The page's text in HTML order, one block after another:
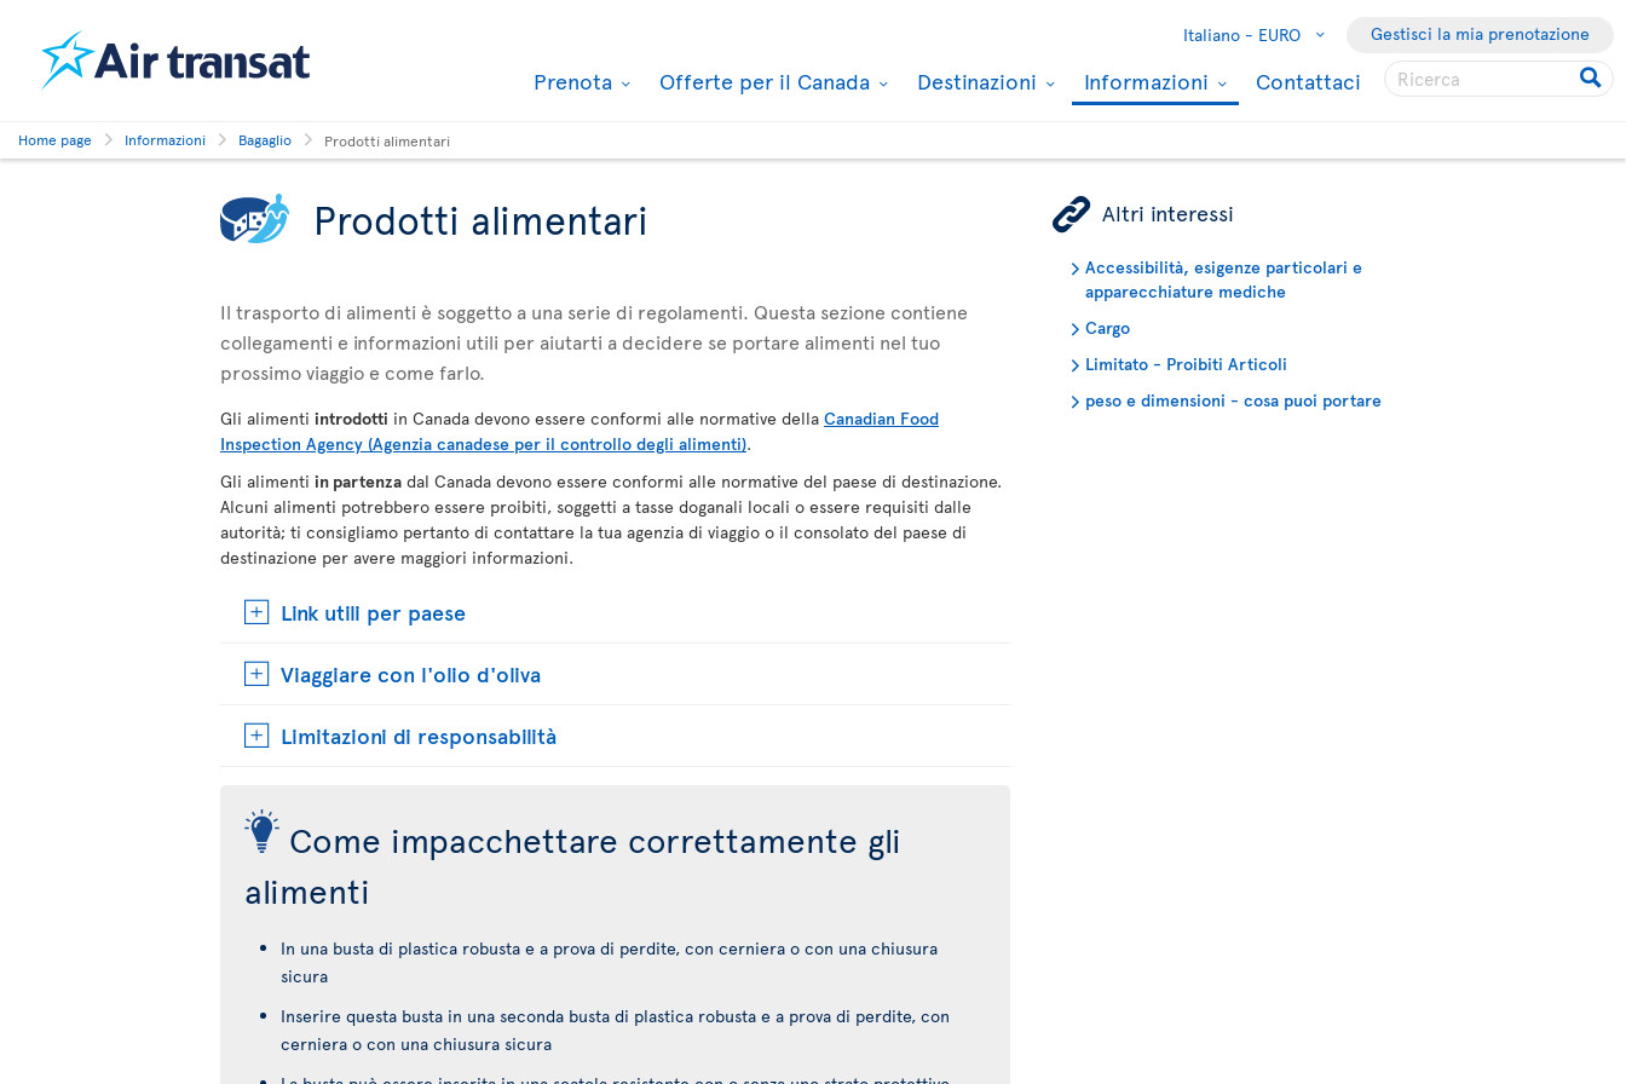
Italiano - EURO Gestisci la mia prenotazione
Prenota Offerte per il Canada Destinazioni Informazioni Contattaci
Home page Informazioni Bagaglio Prodotti alimentari
Prodotti alimentari
Il trasporto di alimenti è soggetto a una serie di regolamenti. Questa sezione contiene
collegamenti e informazioni utili per aiutarti a decidere se portare alimenti nel tuo
prossimo viaggio e come farlo.
Gli alimenti introdotti in Canada devono essere conformi alle normative della Canadian Food
Inspection Agency (Agenzia canadese per il controllo degli alimenti).
Gli alimenti in partenza dal Canada devono essere conformi alle normative del paese di destinazione.
Alcuni alimenti potrebbero essere proibiti, soggetti a tasse doganali locali o essere requisiti dalle
autorità; ti consigliamo pertanto di contattare la tua agenzia di viaggio o il consolato del paese di
destinazione per avere maggiori informazioni.
Link utili per paese
Viaggiare con l'olio d'oliva
Limitazioni di responsabilità
Come impacchettare correttamente gli
alimenti
In una busta di plastica robusta e a prova di perdite, con cerniera o con una chiusura
sicura
Inserire questa busta in una seconda busta di plastica robusta e a prova di perdite, con
cerniera o con una chiusura sicura
ÿ Altri interessi
Accessibilità, esigenze particolari e
apparecchiature mediche
Cargo
Limitato - Proibiti Articoli
peso e dimensioni - cosa puoi portare